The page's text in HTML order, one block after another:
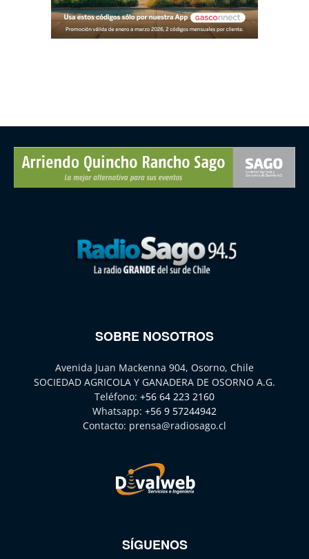
SOBRE NOSOTROS
Avenida Juan Mackenna 904, Osorno, Chile
SOCIEDAD AGRICOLA Y GANADERA DE OSORNO A.G.
Teléfono: +56 64 223 2160
Whatsapp: +56 9 57244942
Contacto: prensa@radiosago.cl
SÍGUENOS